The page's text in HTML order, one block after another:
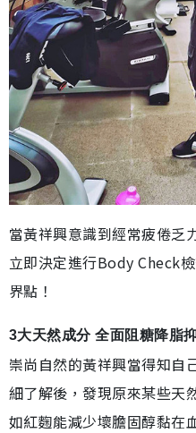
當黃祥興意識到經常疲倦乏
立即決定進行Body Check
界點！
3大天然成分 全面阻糖降脂
崇尚自然的黃祥興當得知自
細了解後，發現原來某些天
如紅麴能減少壞膽固醇黏在